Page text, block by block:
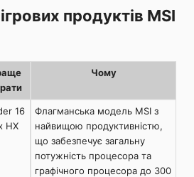
продуктів MSI
Чому
16
HX
Флагманська модель MSI з
найвищою продуктивністю,
що забезпечує загальну
потужність процесора та
графічного процесора до 300